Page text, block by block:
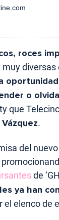
roces
diversas
oportunidad
o
que
.
del
de
ya han
elenco de